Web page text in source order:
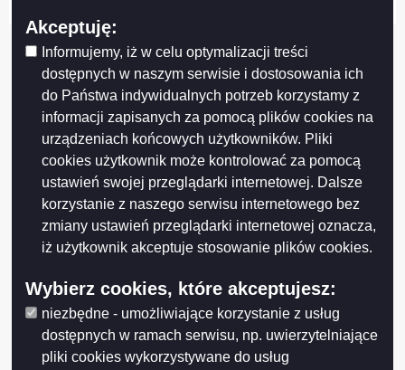
Akceptuję:
Informujemy, iż w celu optymalizacji treści
dostępnych w naszym serwisie i dostosowania ich
do Państwa indywidualnych potrzeb korzystamy z
informacji zapisanych za pomocą plików cookies na
urządzeniach końcowych użytkowników. Pliki
cookies użytkownik może kontrolować za pomocą
ustawień swojej przeglądarki internetowej. Dalsze
korzystanie z naszego serwisu internetowego bez
zmiany ustawień przeglądarki internetowej oznacza,
iż użytkownik akceptuje stosowanie plików cookies.
Wybierz cookies, które akceptujesz:
niezbędne - umożliwiające korzystanie z usług
dostępnych w ramach serwisu, np. uwierzytelniające
pliki cookies wykorzystywane do usług